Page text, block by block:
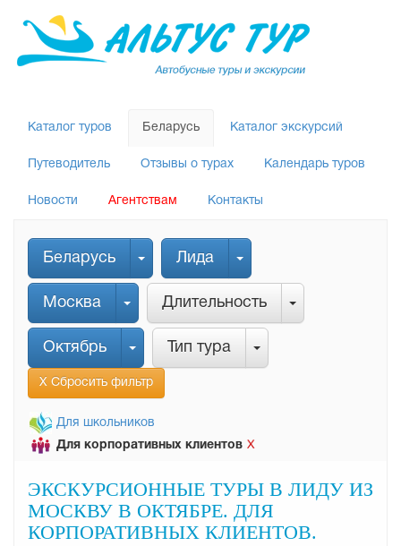
Каталог туров Беларусь Каталог экскурсий
Путеводитель Отзывы о турах Календарь туров
Новости Агентствам Контакты
Беларусь Лида
Москва Длительность
Октябрь Тип тура
Х Сбросить фильтр
Для школьников
Для корпоративных клиентов Х
ЭКСКУРСИОННЫЕ ТУРЫ В ЛИДУ ИЗ
МОСКВУ В ОКТЯБРЕ. ДЛЯ
КОРПОРАТИВНЫХ КЛИЕНТОВ.